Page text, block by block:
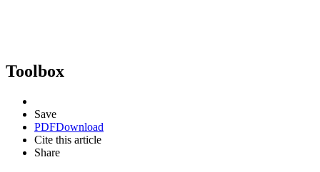
Toolbox
Save
PDFDownload
Cite this article
Share